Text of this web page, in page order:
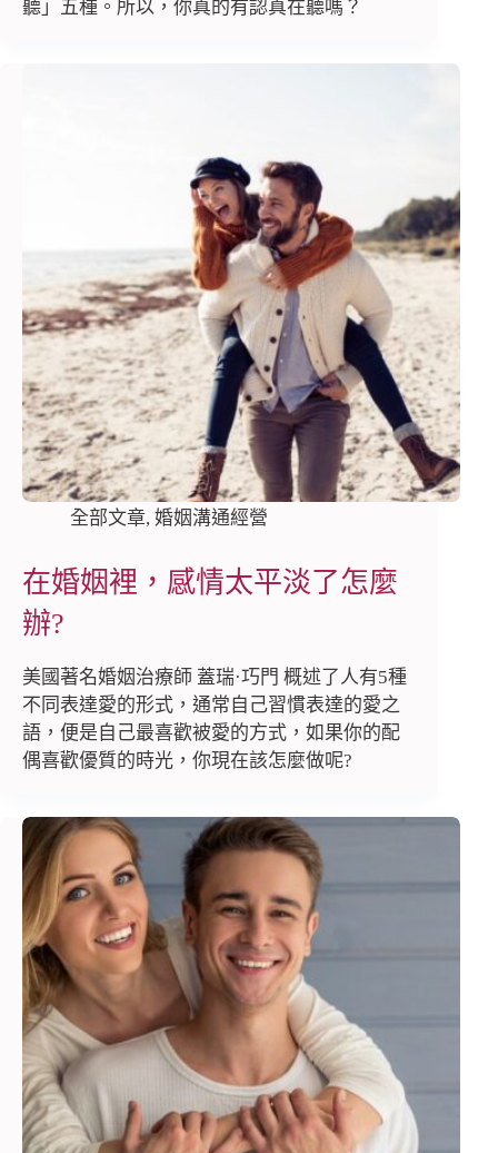
聽」五種。所以，你真的有認真在聽嗎？
全部文章, 婚姻溝通經營
在婚姻裡，感情太平淡了怎麼
辦?
美國著名婚姻治療師 蓋瑞·巧門 概述了人有5種
不同表達愛的形式，通常自己習慣表達的愛之
語，便是自己最喜歡被愛的方式，如果你的配
偶喜歡優質的時光，你現在該怎麼做呢?